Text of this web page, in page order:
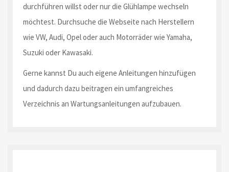
durchführen willst oder nur die Glühlampe wechseln
möchtest. Durchsuche die Webseite nach Herstellern
wie VW, Audi, Opel oder auch Motorräder wie Yamaha,
Suzuki oder Kawasaki.
Gerne kannst Du auch eigene Anleitungen hinzufügen
und dadurch dazu beitragen ein umfangreiches
Verzeichnis an Wartungsanleitungen aufzubauen.